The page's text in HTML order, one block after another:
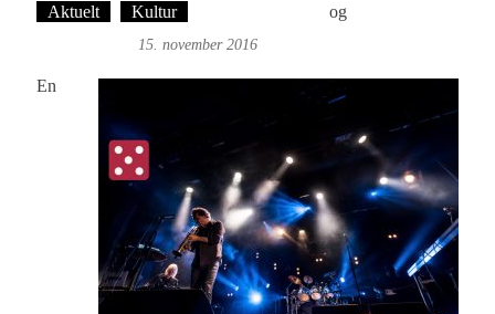
Aktuelt Kultur og
15. november 2016
En